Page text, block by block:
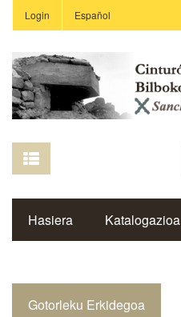
Login Español
Hasiera Katalogazioa
Gotorleku Erkidegoa